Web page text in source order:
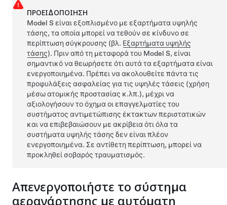
ΠΡΟΕΙΔΟΠΟΊΗΣΗ
Model S είναι εξοπλισμένο με εξαρτήματα υψηλής
τάσης, τα οποία μπορεί να τεθούν σε κίνδυνο σε
περίπτωση σύγκρουσης (βλ. Εξαρτήματα υψηλής
τάσης). Πριν από τη μεταφορά του Model S, είναι
σημαντικό να θεωρήσετε ότι αυτά τα εξαρτήματα είναι
ενεργοποιημένα. Πρέπει να ακολουθείτε πάντα τις
προφυλάξεις ασφαλείας για τις υψηλές τάσεις (χρήση
μέσω ατομικής προστασίας κ.λπ.), μέχρι να
αξιολογήσουν το όχημα οι επαγγελματίες του
συστήματος αντιμετώπισης έκτακτων περιστατικών
και να επιβεβαιώσουν με ακρίβεια ότι όλα τα
συστήματα υψηλής τάσης δεν είναι πλέον
ενεργοποιημένα. Σε αντίθετη περίπτωση, μπορεί να
προκληθεί σοβαρός τραυματισμός.
Απενεργοποιήστε το σύστημα
αερανάρτησης με αυτόματη